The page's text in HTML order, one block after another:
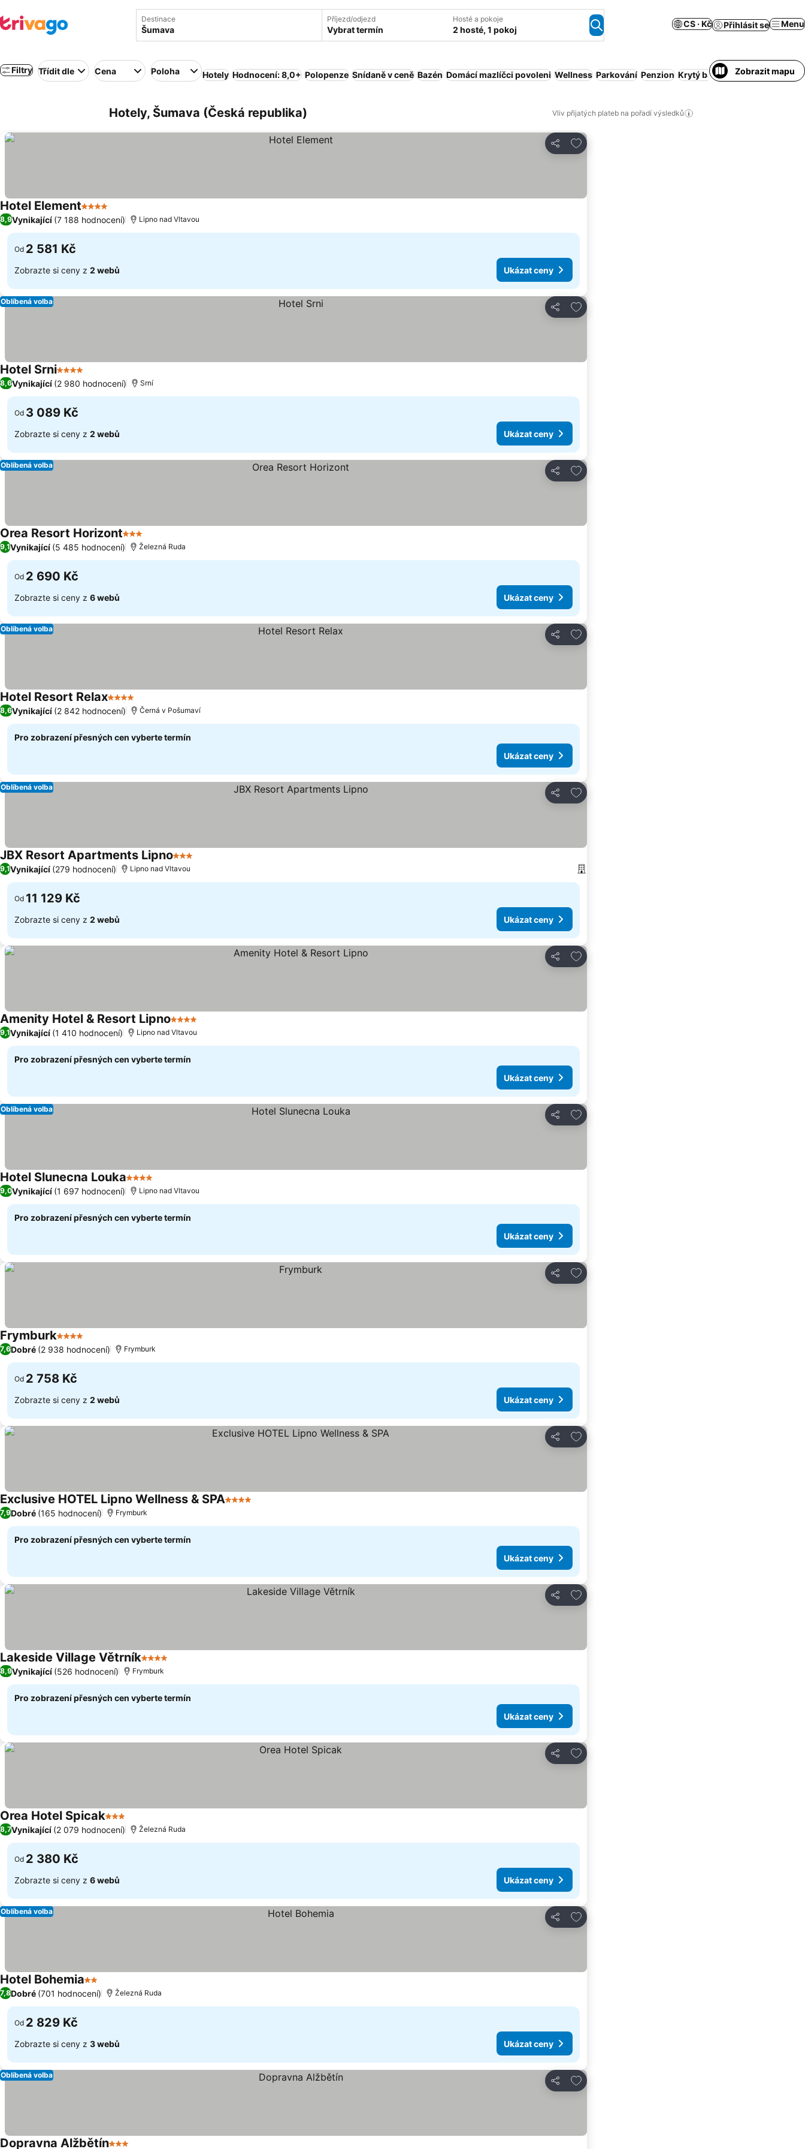
Destinace Příjezd/odjezd
Vybrat termín
Hosté a pokoje
2 hosté, 1 pokoj
CS · Kč Přihlásit se Menu
Filtry Třídit dle Cena Poloha Hotely Hodnocení: 8,0+ Polopenze Snídaně v ceně Bazén Domácí mazlíčci povoleni Wellness Parkování Penzion Krytý bazén Wi-Fi
Zobrazit mapu
Hotely, Šumava (Česká republika) Vliv přijatých plateb na pořadí výsledků
Sdílet
Přidat na seznam oblíbených hotelů
Hotel Element4 Počet hvězdiček
8,9Vynikající (7 188 hodnocení) Lipno nad Vltavou
Od 2 581 Kč
Zobrazte si ceny z 2 webů Ukázat ceny
Sdílet
Přidat na seznam oblíbených hotelů
Oblíbená volba
Hotel Srni4 Počet hvězdiček
8,6Vynikající (2 980 hodnocení) Srní
Od 3 089 Kč
Zobrazte si ceny z 2 webů Ukázat ceny
Sdílet
Přidat na seznam oblíbených hotelů
Oblíbená volba
Orea Resort Horizont3 Počet hvězdiček
9,1Vynikající (5 485 hodnocení) Železná Ruda
Od 2 690 Kč
Zobrazte si ceny z 6 webů Ukázat ceny
Sdílet
Přidat na seznam oblíbených hotelů
Oblíbená volba
Hotel Resort Relax4 Počet hvězdiček
8,6Vynikající (2 842 hodnocení) Černá v Pošumaví
Pro zobrazení přesných cen vyberte termín
Ukázat ceny
Sdílet
Přidat na seznam oblíbených hotelů
Oblíbená volba
JBX Resort Apartments Lipno3 Počet hvězdiček
9,1Vynikající (279 hodnocení) Lipno nad Vltavou
Od 11 129 Kč
Zobrazte si ceny z 2 webů Ukázat ceny
Sdílet
Přidat na seznam oblíbených hotelů
Amenity Hotel & Resort Lipno4 Počet hvězdiček
9,1Vynikající (1 410 hodnocení) Lipno nad Vltavou
Pro zobrazení přesných cen vyberte termín
Ukázat ceny
Sdílet
Přidat na seznam oblíbených hotelů
Oblíbená volba
Hotel Slunecna Louka4 Počet hvězdiček
9,0Vynikající (1 697 hodnocení) Lipno nad Vltavou
Pro zobrazení přesných cen vyberte termín
Ukázat ceny
Sdílet
Přidat na seznam oblíbených hotelů
Frymburk4 Počet hvězdiček
7,6Dobré (2 938 hodnocení) Frymburk
Od 2 758 Kč
Zobrazte si ceny z 2 webů Ukázat ceny
Sdílet
Přidat na seznam oblíbených hotelů
Exclusive HOTEL Lipno Wellness & SPA4 Počet hvězdiček
7,9Dobré (165 hodnocení) Frymburk
Pro zobrazení přesných cen vyberte termín
Ukázat ceny
Sdílet
Přidat na seznam oblíbených hotelů
Lakeside Village Větrník4 Počet hvězdiček
8,9Vynikající (526 hodnocení) Frymburk
Pro zobrazení přesných cen vyberte termín
Ukázat ceny
Sdílet
Přidat na seznam oblíbených hotelů
Orea Hotel Spicak3 Počet hvězdiček
8,7Vynikající (2 079 hodnocení) Železná Ruda
Od 2 380 Kč
Zobrazte si ceny z 6 webů Ukázat ceny
Sdílet
Přidat na seznam oblíbených hotelů
Oblíbená volba
Hotel Bohemia2 Počet hvězdiček
7,8Dobré (701 hodnocení) Železná Ruda
Od 2 829 Kč
Zobrazte si ceny z 3 webů Ukázat ceny
Sdílet
Přidat na seznam oblíbených hotelů
Oblíbená volba
Dopravna Alžbětín